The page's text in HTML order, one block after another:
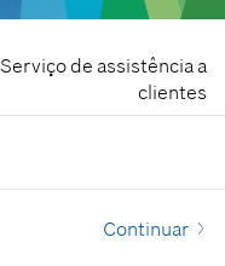
Serviço de assistência a
clientes
Continuar